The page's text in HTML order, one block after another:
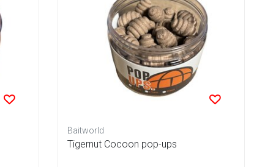
Baitworld
Tigernut Cocoon pop-ups